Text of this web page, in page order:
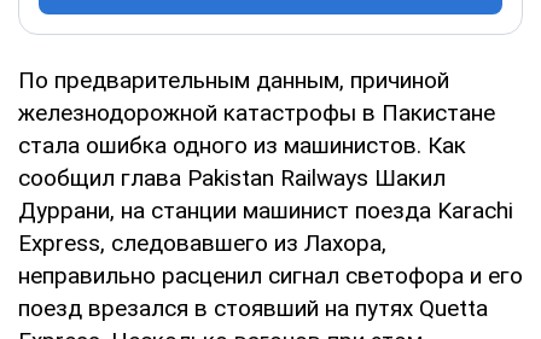
По предварительным данным, причиной
железнодорожной катастрофы в Пакистане
стала ошибка одного из машинистов. Как
сообщил глава Pakistan Railways Шакил
Дуррани, на станции машинист поезда Karachi
Express, следовавшего из Лахора,
неправильно расценил сигнал светофора и его
поезд врезался в стоявший на путях Quetta